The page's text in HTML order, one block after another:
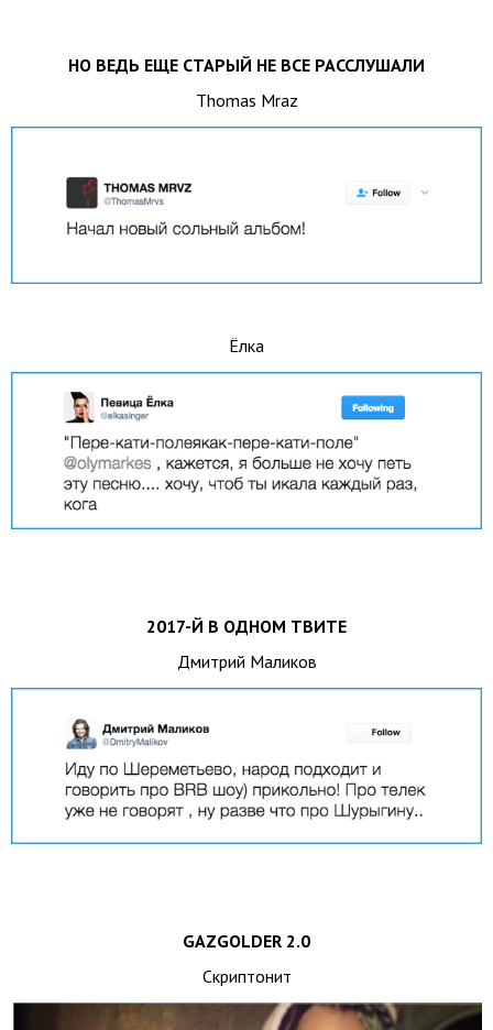
НО ВЕДЬ ЕЩЕ СТАРЫЙ НЕ ВСЕ РАССЛУШАЛИ
Thomas Mraz
Ёлка
2017-Й В ОДНОМ ТВИТЕ
Дмитрий Маликов
GAZGOLDER 2.0
Скриптонит